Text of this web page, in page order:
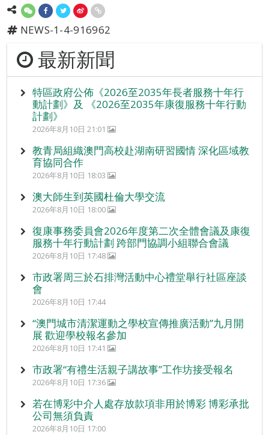
NEWS-1-4-916962
最新新聞
特區政府公佈《2026至2035年長者服務十年行
動計劃》及 《2026至2035年康復服務十年行動
計劃》
2026年8月10日 21:01
教青局組織澳門高校赴湖南研習國情 深化區域教
育協同合作
2026年8月10日 18:03
澳大師生到英國杜倫大學交流
2026年8月10日 18:00
復康事務委員會2026年度第二次全體會議及康復
服務十年行動計劃 跨部門協調小組聯合會議
2026年8月10日 17:48
市政署周三於石排灣活動中心禮堂舉行社區座談
會
2026年8月10日 17:44
“澳門城市清潔運動之學校宣傳推廣活動”九月開
展 歡迎學校報名參加
2026年8月10日 17:41
市政署“有禮生活親子講故事”工作坊接受報名
2026年8月10日 17:36
若在博彩中介人處存放款項非用於博彩 博彩承批
公司無須負責
2026年8月10日 17:00